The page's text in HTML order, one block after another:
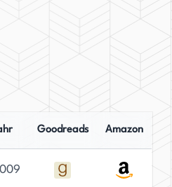
Goodreads Amazon